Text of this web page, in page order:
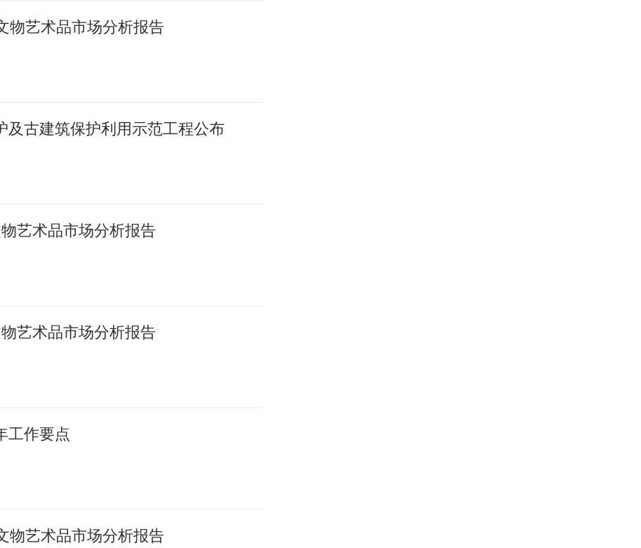
物艺术品市场分析报告
及古建筑保护利用示范工程公布
艺术品市场分析报告
艺术品市场分析报告
工作要点
物艺术品市场分析报告